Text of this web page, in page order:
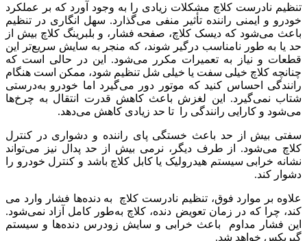
تنظیم نادرست کلاچ مشکلات زیادی را به وجود آورد که بر عملکرد
خودرو و ایمنی راننده تأثیر منفی می‌گذارد. سهل انگاری در تنظیم
باعث می‌شود که دیسک کلاچ، صفحه فشار، و بلبرینگ کلاچ بیش از
حد یا به طور نامناسب درگیر شوند، که منجر به سایش سریع‌تر این
قطعات و نیاز به تعمیرات مکرر می‌شود. این در حالی است که
چنانچه کلاچ خیلی سفت یا خیلی شل تنظیم شود، ممکن است هنگام
رانندگی احساس کنید که موتور دور می‌گیرد اما خودرو به‌درستی
شتاب نمی‌گیرد. این لغزش باعث کاهش قدرت انتقال به چرخ‌ها
می‌شود و کارایی رانندگی را تا حد زیادی کاهش می‌دهد.
سفتی بیش از حد باعث خستگی پای راننده و دشواری در کنترل
کلاچ می‌شود. از طرف دیگر، نرمی بیش از حد پدال نیز می‌تواند
نشانه خرابی سیستم هیدرولیک یا کابل کلاچ باشد و کنترل خودرو را
دشوار کند.
علاوه بر موارد فوق، تنظیم نادرست کلاچ به دنده‌ها فشار وارد می
کند، چرا که در زمان تعویض دنده، کلاچ به‌طور کامل آزاد نمی‌شود.
این فشار مداوم باعث خرابی و سایش زودرس دنده‌ها و سیستم
گیربکس خواهد شد.